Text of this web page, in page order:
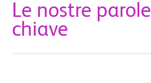
Le nostre parole
chiave